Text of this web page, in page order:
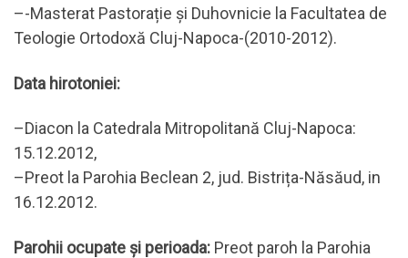
–-Masterat Pastorație și Duhovnicie la Facultatea de
Teologie Ortodoxă Cluj-Napoca-(2010-2012).
Data hirotoniei:
–Diacon la Catedrala Mitropolitană Cluj-Napoca:
15.12.2012,
–Preot la Parohia Beclean 2, jud. Bistrița-Năsăud, in
16.12.2012.
Parohii ocupate și perioada: Preot paroh la Parohia